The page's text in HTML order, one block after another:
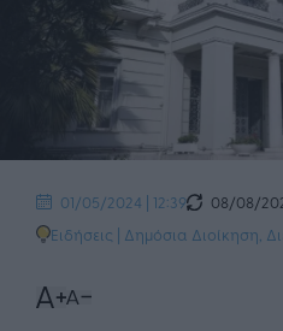
01/05/2024 | 12:39
08/08/
Ειδήσεις | Δημόσια Διοίκηση